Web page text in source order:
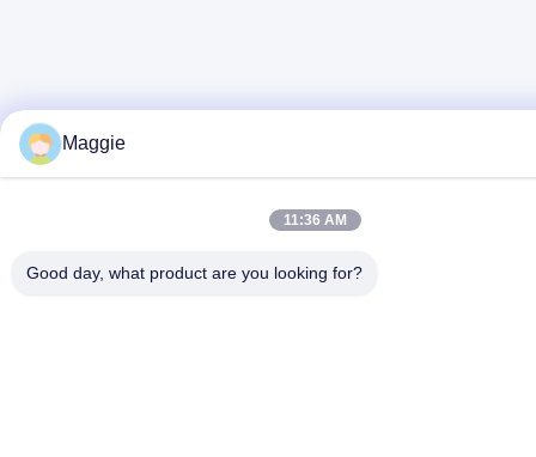
Maggie
11:36 AM
Good day, what product are you looking for?